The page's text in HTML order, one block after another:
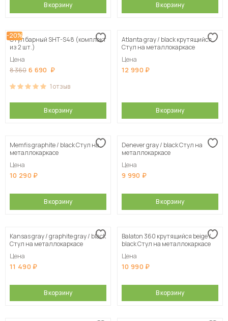
В корзину В корзину
-20%
Стул барный SHT-S48 (комплект
из 2 шт.)
Цена
8 360 6 690
1отзыв
В корзину
Atlanta gray / black крутящийся
Стул на металлокаркасе
Цена
12 990
В корзину
Memfis graphite / black Стул на
металлокаркасе
Цена
10 290
В корзину
Denever gray / black Стул на
металлокаркасе
Цена
9 990
В корзину
Kansas gray / graphite gray / black
Стул на металлокаркасе
Цена
11 490
В корзину
Balaton 360 крутящийся beige /
black Стул на металлокаркасе
Цена
10 990
В корзину